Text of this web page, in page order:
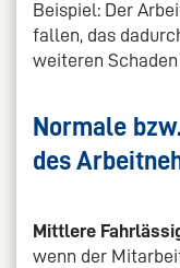
Beispiel: Der
fallen, das
weiteren
Normale
des
Mittlere
wenn der